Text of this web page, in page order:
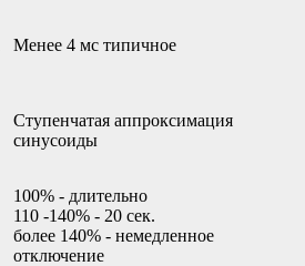
Менее 4 мс типичное
Ступенчатая аппроксимация
синусоиды
100% - длительно
110 -140% - 20 сек.
более 140% - немедленное
отключение